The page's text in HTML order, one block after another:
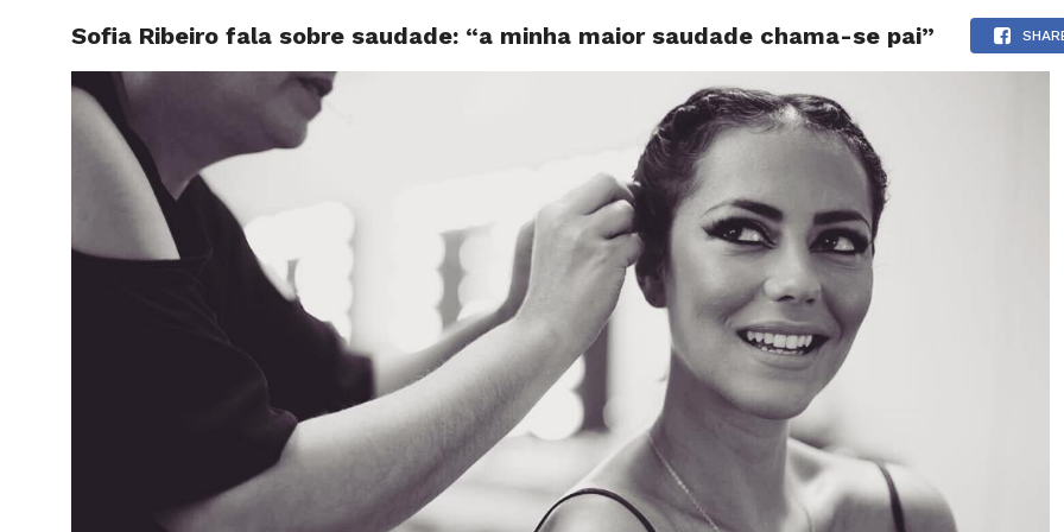
HOME NOTÍCIAS GOSSIP FUTEBOL AGENDA
Sofia Ribeiro fala sobre saudade: “a minha maior saudade chama-se pai”